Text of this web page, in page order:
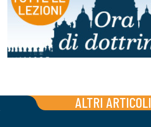
ALTRI ARTICOLI